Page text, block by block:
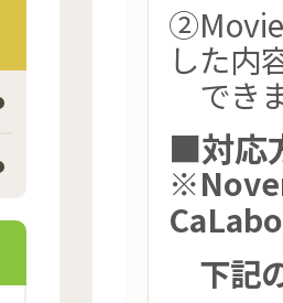
した内
でき
■対応
下記